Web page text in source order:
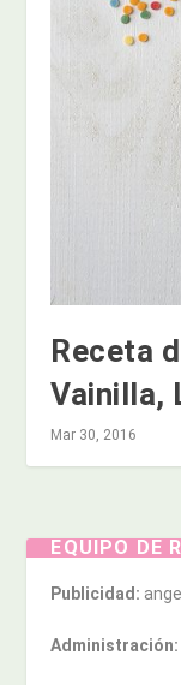
Receta
Vainilla,
Mar 30, 2016
EQUIPO DE
Publicidad:
Administración: